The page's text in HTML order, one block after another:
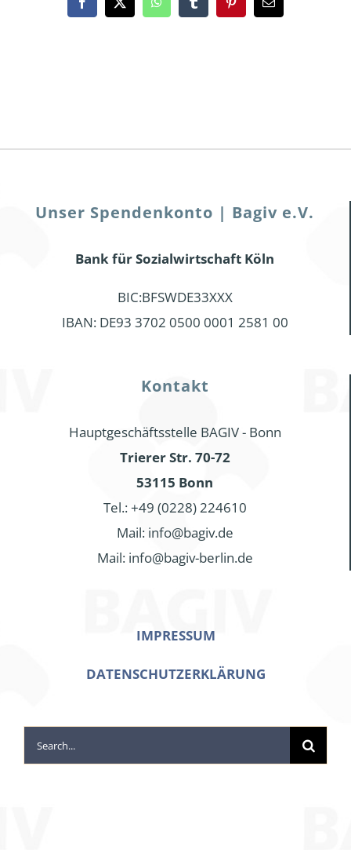
Facebook
X WhatsAppTumblrPinterestEmail
Unser Spendenkonto | Bagiv e.V.
Bank für Sozialwirtschaft Köln
BIC:BFSWDE33XXX
IBAN: DE93 3702 0500 0001 2581 00
Kontakt
Hauptgeschäftsstelle BAGIV - Bonn
Trierer Str. 70-72
53115 Bonn
Tel.: +49 (0228) 224610
Mail: info@bagiv.de
Mail: info@bagiv-berlin.de
IMPRESSUM
DATENSCHUTZERKLÄRUNG
Search
for: